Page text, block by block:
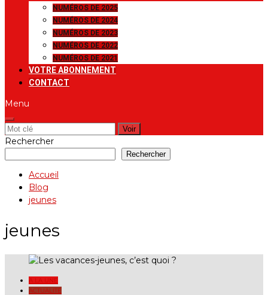
NUMÉROS DE 2025
NUMÉROS DE 2024
NUMÉROS DE 2023
NUMÉROS DE 2022
NUMÉROS DE 2021
VOTRE ABONNEMENT
CONTACT
Menu
Rechercher:
Rechercher
Rechercher
Accueil
Blog
jeunes
jeunes
ACTUALITÉ